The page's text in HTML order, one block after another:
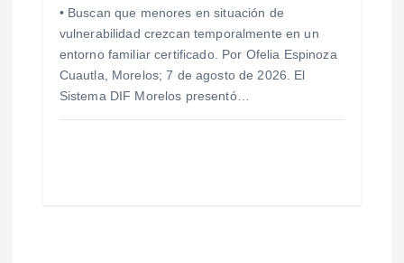
• Buscan que menores en situación de
vulnerabilidad crezcan temporalmente en un
entorno familiar certificado. Por Ofelia Espinoza
Cuautla, Morelos; 7 de agosto de 2026. El
Sistema DIF Morelos presentó…